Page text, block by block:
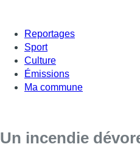
Reportages
Sport
Culture
Émissions
Ma commune
Un incendie